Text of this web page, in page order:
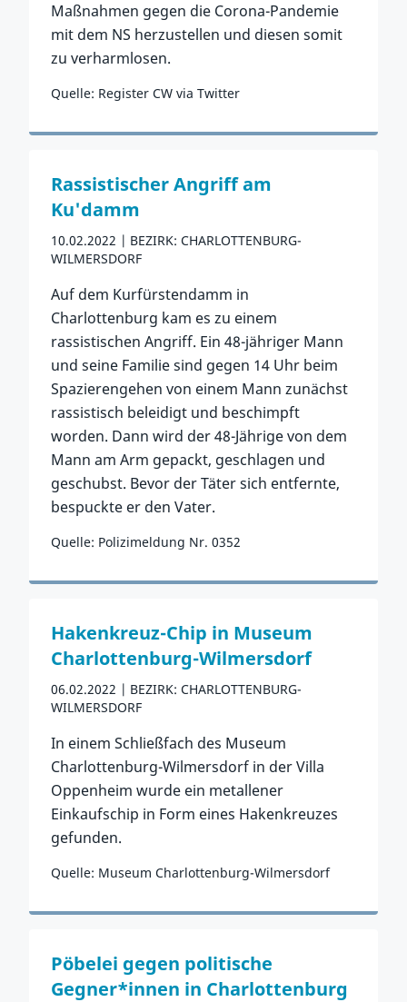
Maßnahmen gegen die Corona-Pandemie
mit dem NS herzustellen und diesen somit
zu verharmlosen.
Quelle: Register CW via Twitter
Zum Vorfall
Rassistischer Angriff am
Ku'damm
10.02.2022
BEZIRK: CHARLOTTENBURG-
WILMERSDORF
Auf dem Kurfürstendamm in
Charlottenburg kam es zu einem
rassistischen Angriff. Ein 48-jähriger Mann
und seine Familie sind gegen 14 Uhr beim
Spazierengehen von einem Mann zunächst
rassistisch beleidigt und beschimpft
worden. Dann wird der 48-Jährige von dem
Mann am Arm gepackt, geschlagen und
geschubst. Bevor der Täter sich entfernte,
bespuckte er den Vater.
Quelle: Polizimeldung Nr. 0352
Zum Vorfall
Hakenkreuz-Chip in Museum
Charlottenburg-Wilmersdorf
06.02.2022
BEZIRK: CHARLOTTENBURG-
WILMERSDORF
In einem Schließfach des Museum
Charlottenburg-Wilmersdorf in der Villa
Oppenheim wurde ein metallener
Einkaufschip in Form eines Hakenkreuzes
gefunden.
Quelle: Museum Charlottenburg-Wilmersdorf
Zum Vorfall
Pöbelei gegen politische
Gegner*innen in Charlottenburg